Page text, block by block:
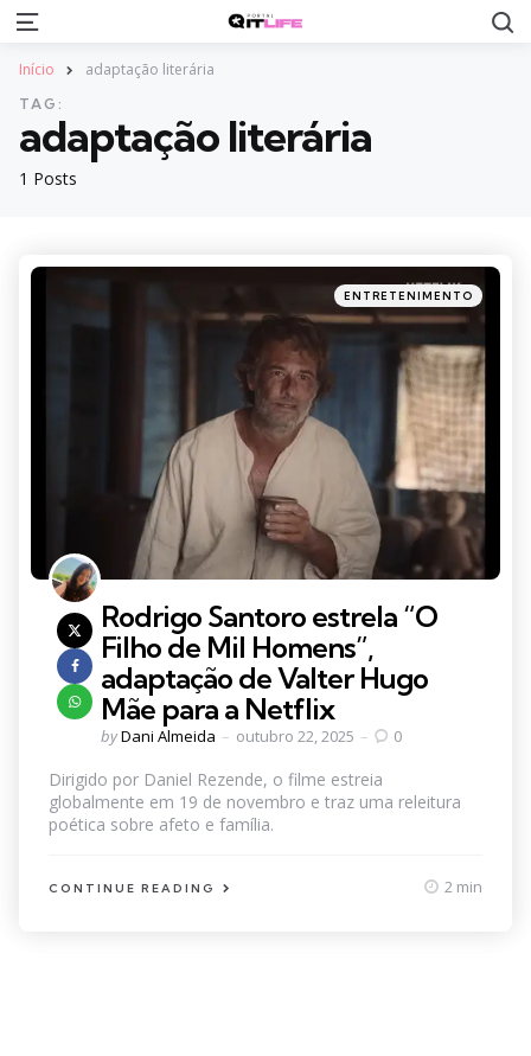
Menu
Início adaptação literária
1 Posts
TAG:
adaptação literária
Categories
Posted
in
ENTRETENIMENTO
Rodrigo Santoro estrela “O
Filho de Mil Homens”,
adaptação de Valter Hugo
Mãe para a Netflix
Posted
byDani Almeida outubro 22, 2025 0
Dirigido por Daniel Rezende, o filme estreia
globalmente em 19 de novembro e traz uma releitura
poética sobre afeto e família.
CONTINUE READING 2 min